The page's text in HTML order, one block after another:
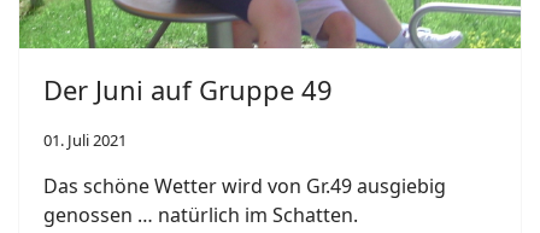
Der Juni auf Gruppe 49
01. Juli 2021
Das schöne Wetter wird von Gr.49 ausgiebig
genossen … natürlich im Schatten.